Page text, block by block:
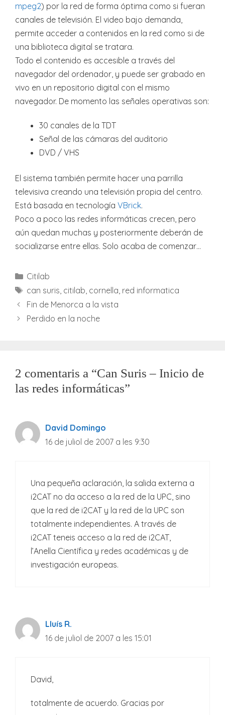
mpeg2) por la red de forma óptima como si fueran
canales de televisión. El video bajo demanda,
permite acceder a contenidos en la red como si de
una biblioteca digital se tratara.
Todo el contenido es accesible a través del
navegador del ordenador, y puede ser grabado en
vivo en un repositorio digital con el mismo
navegador. De momento las señales operativas son:
30 canales de la TDT
Señal de las cámaras del auditorio
DVD / VHS
El sistema también permite hacer una parrilla
televisiva creando una televisión propia del centro.
Está basada en tecnología VBrick.
Poco a poco las redes informáticas crecen, pero
aún quedan muchas y posteriormente deberán de
socializarse entre ellas. Solo acaba de comenzar…
Categories
Citilab
Etiquetes
can suris citilab cornella red informatica
Fin de Menorca a la vista
Perdido en la noche
2 comentaris a “Can Suris – Inicio de
las redes informáticas”
David Domingo
16 de juliol de 2007 a les 9:30
Una pequeña aclaración, la salida externa a
i2CAT no da acceso a la red de la UPC, sino
que la red de i2CAT y la red de la UPC son
totalmente independientes. A través de
i2CAT teneis acceso a la red de i2CAT,
l’Anella Científica y redes académicas y de
investigación europeas.
Lluís R.
16 de juliol de 2007 a les 15:01
David,
totalmente de acuerdo. Gracias por